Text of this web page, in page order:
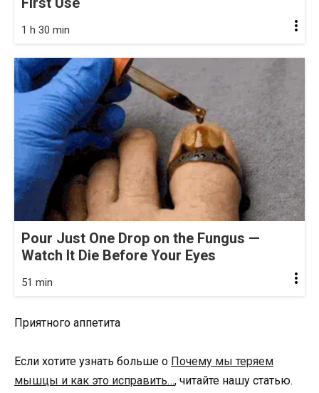
1 h 30 min
Pour Just One Drop on the Fungus —
Watch It Die Before Your Eyes
51 min
Приятного аппетита
Если хотите узнать больше о Почему мы теряем
мышцы и как это исправить…, читайте нашу статью.